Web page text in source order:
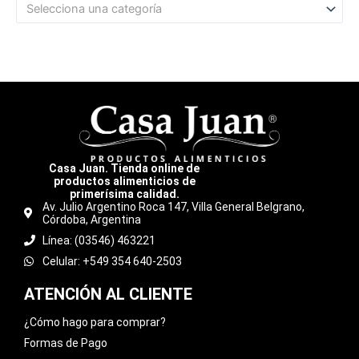
Selecciona una categoría
Casa Juan. Tienda online de
productos alimenticios de
primerísima calidad.
Av. Julio Argentino Roca 147, Villa General Belgrano,
Córdoba, Argentina
Línea: (03546) 463221
Celular: +549 354 640-2503
ATENCIÓN AL CLIENTE
¿Cómo hago para comprar?
Formas de Pago